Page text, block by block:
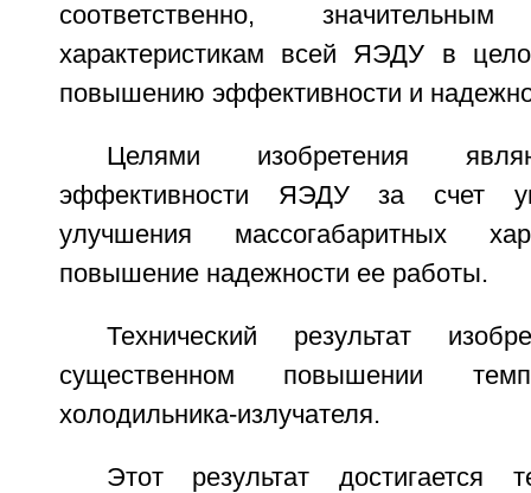
соответственно, значительным
характеристикам всей ЯЭДУ в
повышению эффективности и
Целями изобретения
эффективности ЯЭДУ за счет
улучшения массогабаритных
повышение надежности ее работы.
Технический результат
существенном повышении
холодильника-излучателя.
Этот результат